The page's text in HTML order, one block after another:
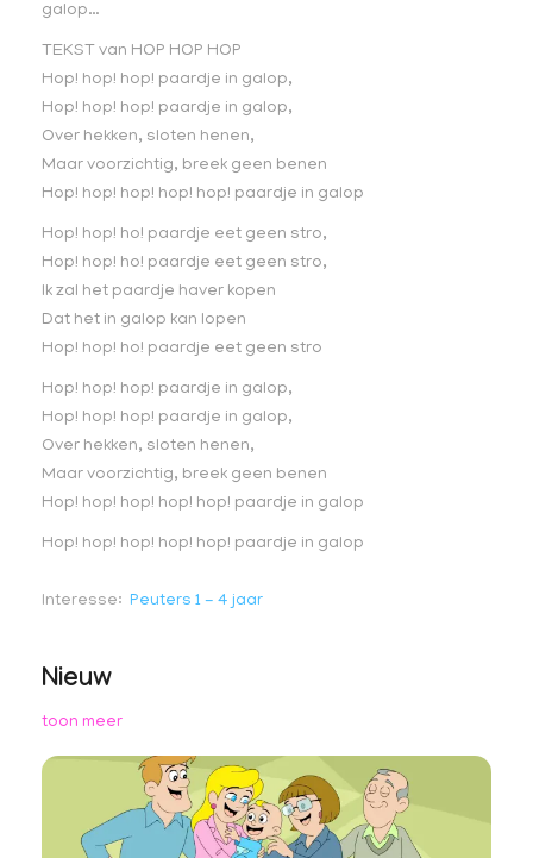
galop…
TEKST van HOP HOP HOP
Hop! hop! hop! paardje in galop,
Hop! hop! hop! paardje in galop,
Over hekken, sloten henen,
Maar voorzichtig, breek geen benen
Hop! hop! hop! hop! hop! paardje in galop
Hop! hop! ho! paardje eet geen stro,
Hop! hop! ho! paardje eet geen stro,
Ik zal het paardje haver kopen
Dat het in galop kan lopen
Hop! hop! ho! paardje eet geen stro
Hop! hop! hop! paardje in galop,
Hop! hop! hop! paardje in galop,
Over hekken, sloten henen,
Maar voorzichtig, breek geen benen
Hop! hop! hop! hop! hop! paardje in galop
Hop! hop! hop! hop! hop! paardje in galop
Interesse Peuters 1 - 4 jaar
Nieuw
toon meer